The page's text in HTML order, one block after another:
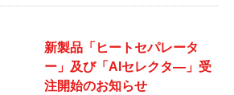
新製品「ヒートセパレータ
ー」及び「AIセレクタ―」受
注開始のお知らせ